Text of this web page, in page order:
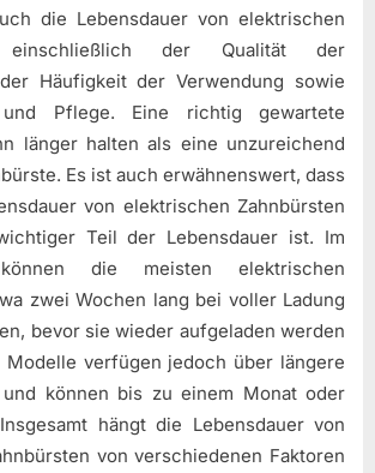
die Lebensdauer von elektrischen
einschließlich der Qualität der
Häufigkeit der Verwendung sowie
Pflege. Eine richtig gewartete
länger halten als eine unzureichend
Es ist auch erwähnenswert, dass
von elektrischen Zahnbürsten
Teil der Lebensdauer ist. Im
die meisten elektrischen
zwei Wochen lang bei voller Ladung
bevor sie wieder aufgeladen werden
Modelle verfügen jedoch über längere
und können bis zu einem Monat oder
hängt die Lebensdauer von
von verschiedenen Faktoren